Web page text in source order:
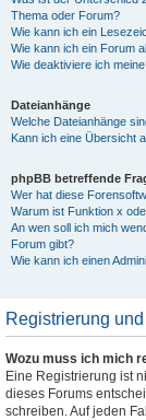
Thema oder Forum?
Wie kann ich ein
Wie kann ich ein Forum
Wie deaktiviere ich
Dateianhänge
Welche Dateianhänge
Kann ich eine Übersicht
phpBB betreffende
Wer hat diese
Warum ist Funktion x
An wen soll ich mich
Forum gibt?
Wie kann ich einen
Registrierung
Wozu muss ich mich
Eine Registrierung ist
dieses Forums
schreiben. Auf jeden